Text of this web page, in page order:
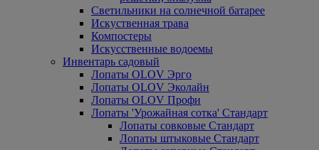
Светильники на солнечной батарее
Искуственная трава
Компостеры
Искусственные водоемы
Инвентарь садовый
Лопаты OLOV Эрго
Лопаты OLOV Эколайн
Лопаты OLOV Профи
Лопаты 'Урожайная сотка' Стандарт
Лопаты совковые Стандарт
Лопаты штыковые Стандарт